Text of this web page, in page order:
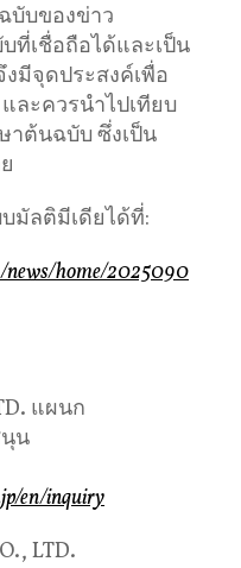
บับของข่าว
ที่เชื่อถือได้และเป็น
มีจุดประสงค์เพื่อ
ละควรนำไปเทียบ
าต้นฉบับ ซึ่งเป็น
มัลติมีเดียได้ที่:
news/home/2025090
แผนก
น
en/inquiry
LTD.